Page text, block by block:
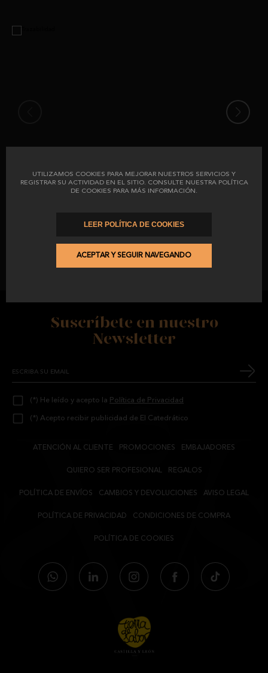
UTILIZAMOS COOKIES PARA MEJORAR NUESTROS SERVICIOS Y
REGISTRAR SU ACTIVIDAD EN EL SITIO. CONSULTE NUESTRA POLÍTICA
DE COOKIES PARA MÁS INFORMACIÓN.
ACEPTAR Y SEGUIR NAVEGANDO
LA ETIQUETA NEGRA QUE LOS CERTIFICA COMO PRODUCTO DE
BELLOTA 100% Y NUESTRA PROPIA ETIQUETA CON CÓDIGO DE
BARRAS, QUE GARANTIZA CADA PIEZA.
Suscríbete en nuestro
Newsletter
(*) He leído y acepto la Política de Privacidad
(*) Acepto recibir publicidad de El Catedrático
ATENCIÓN AL CLIENTE PROMOCIONES EMBAJADORES
QUIERO SER PROFESIONAL REGALOS
POLÍTICA DE ENVÍOS CAMBIOS Y DEVOLUCIONES AVISO LEGAL
POLÍTICA DE PRIVACIDAD CONDICIONES DE COMPRA
POLÍTICA DE COOKIES
LEER POLÍTICA DE COOKIES